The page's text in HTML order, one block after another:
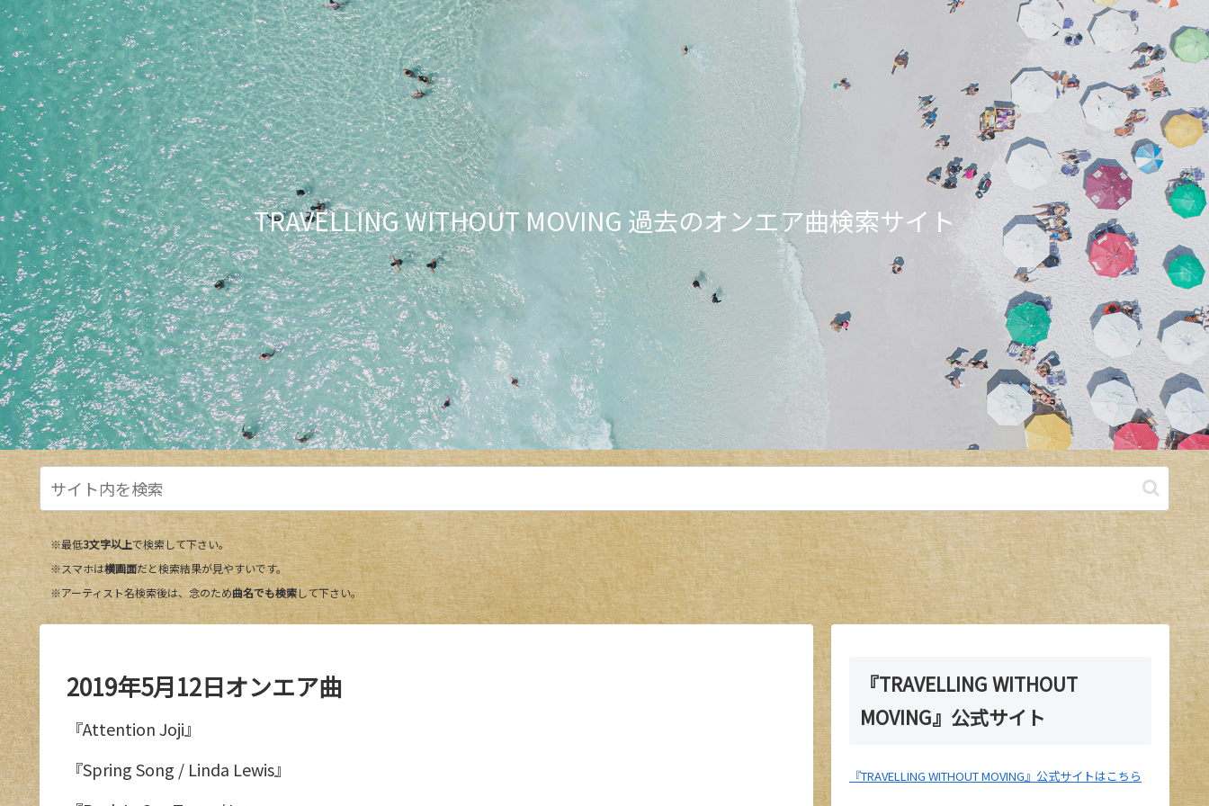
TRAVELLING WITHOUT MOVING 過去のオンエア曲検索サイト
※最低3文字以上で検索して下さい。
※スマホは横画面だと検索結果が見やすいです。
※アーティスト名検索後は、念のため曲名でも検索して下さい。
2019年5月12日オンエア曲
『Attention Joji』
『Spring Song / Linda Lewis』
『TRAVELLING WITHOUT
MOVING』公式サイト
『TRAVELLING WITHOUT MOVING』公式サイトはこちら